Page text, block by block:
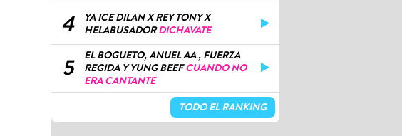
4
YA ICE DILAN X REY TONY X
HELABUSADORDICHAVATE
5
EL BOGUETO, ANUEL AA , FUERZA
REGIDA Y YUNG BEEFCUANDO NO
ERA CANTANTE
TODO EL RANKING